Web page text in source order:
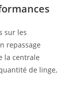
sur les
repassage
la centrale
de linge,